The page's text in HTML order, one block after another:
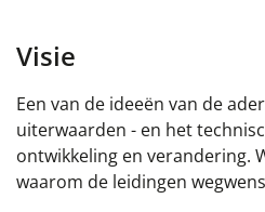
Visie
Een van de ideeën van de
uiterwaarden - en het
ontwikkeling en verandering.
waarom de leidingen